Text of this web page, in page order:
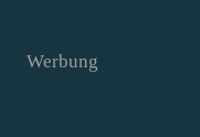
Werbung